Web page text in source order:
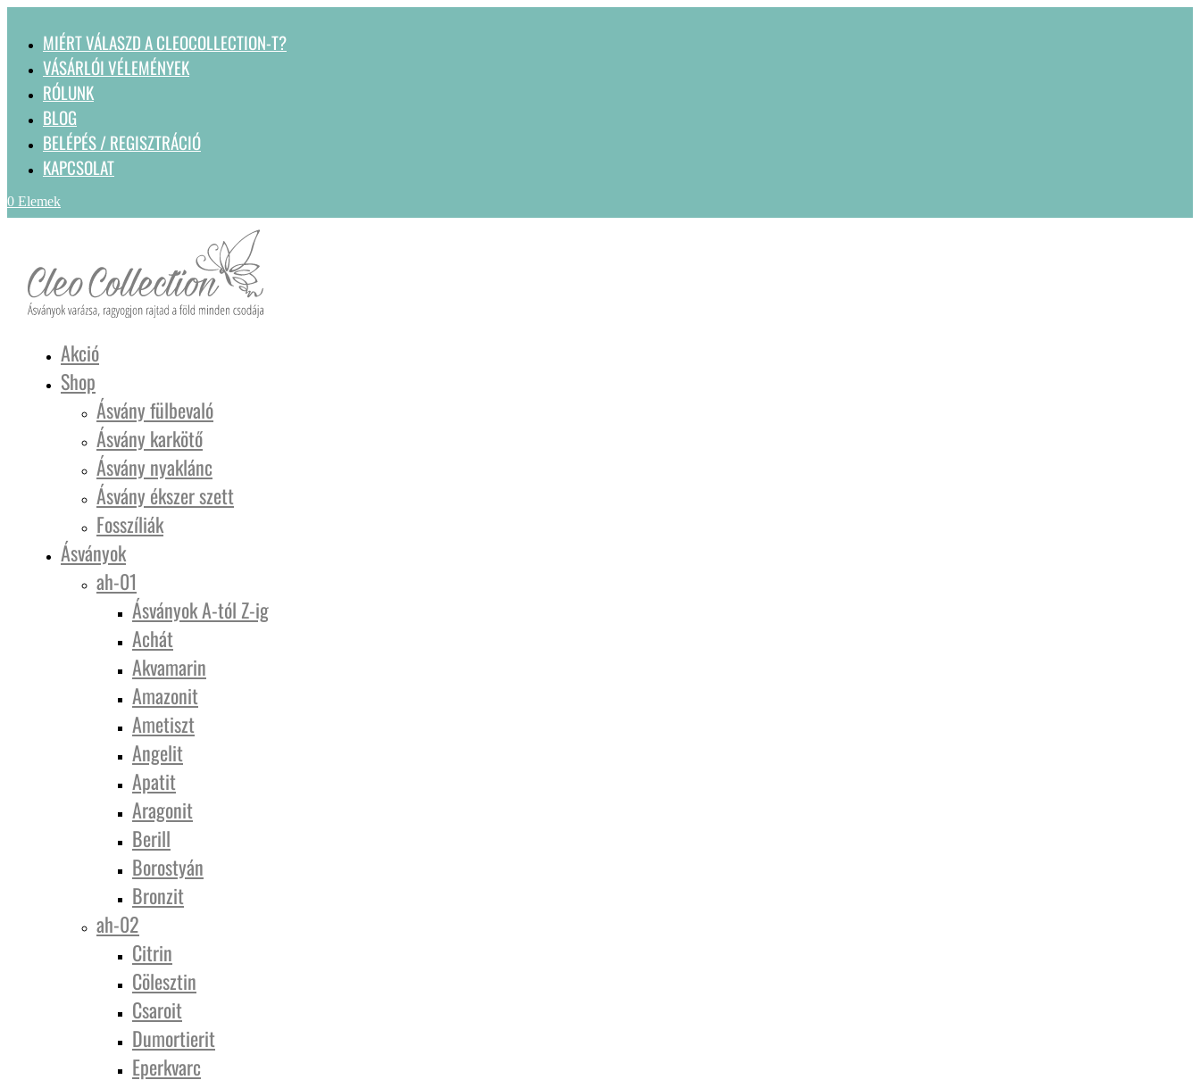
MIÉRT VÁLASZD A CLEOCOLLECTION-T?
VÁSÁRLÓI VÉLEMÉNYEK
RÓLUNK
BLOG
BELÉPÉS / REGISZTRÁCIÓ
KAPCSOLAT
0 Elemek
Akció
Shop
Ásvány fülbevaló
Ásvány karkötő
Ásvány nyaklánc
Ásvány ékszer szett
Fosszíliák
Ásványok
ah-01
Ásványok A-tól Z-ig
Achát
Akvamarin
Amazonit
Ametiszt
Angelit
Apatit
Aragonit
Berill
Borostyán
Bronzit
ah-02
Citrin
Cölesztin
Csaroit
Dumortierit
Eperkvarc